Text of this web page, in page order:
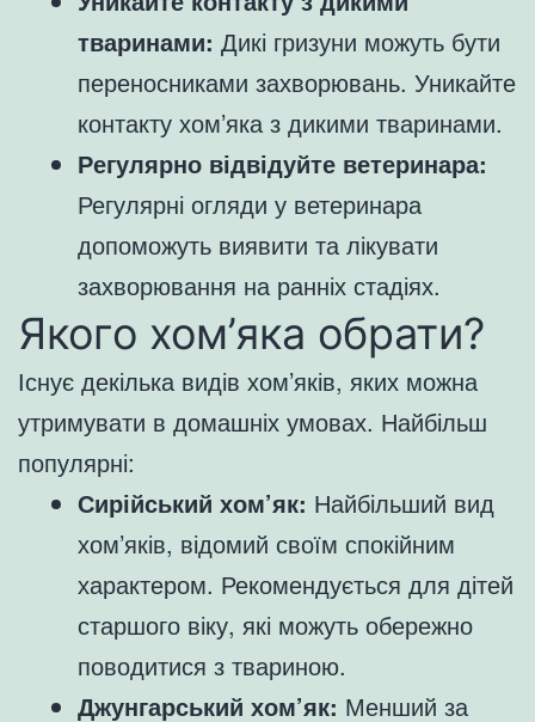
тваринами: Дикі гризуни можуть бути
переносниками захворювань. Уникайте
контакту хом’яка з дикими тваринами.
Регулярно відвідуйте ветеринара:
Регулярні огляди у ветеринара
допоможуть виявити та лікувати
захворювання на ранніх стадіях.
Якого хом’яка обрати?
Існує декілька видів хом’яків, яких можна
утримувати в домашніх умовах. Найбільш
популярні:
Сирійський хом’як: Найбільший вид
хом’яків, відомий своїм спокійним
характером. Рекомендується для дітей
старшого віку, які можуть обережно
поводитися з твариною.
Джунгарський хом’як: Менший за